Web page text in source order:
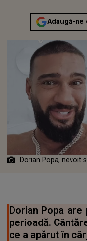
Adaugă-ne
Dorian Popa, nevoit
Dorian Popa
perioadă.
ce a apărut în